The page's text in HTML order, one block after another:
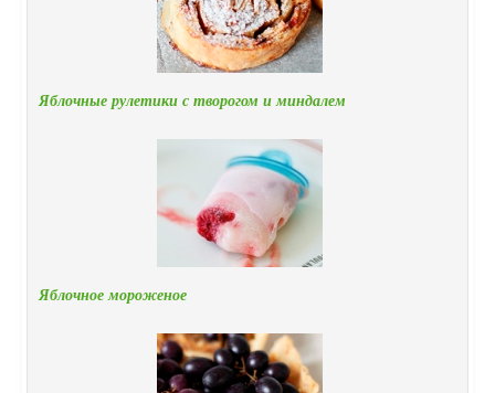
Яблочные рулетики с творогом и миндалем
Яблочное мороженое